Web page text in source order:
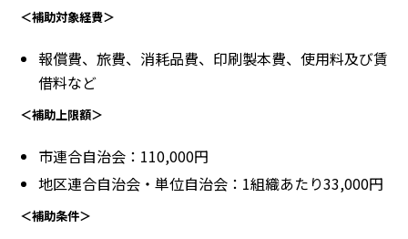
＜補助対象経費＞
報償費、旅費、消耗品費、印刷製本費、使用料及び賃
借料など
＜補助上限額＞
市連合自治会：110,000円
地区連合自治会・単位自治会：1組織あたり33,000円
＜補助条件＞